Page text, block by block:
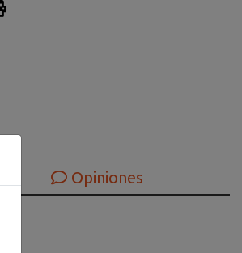
Opiniones